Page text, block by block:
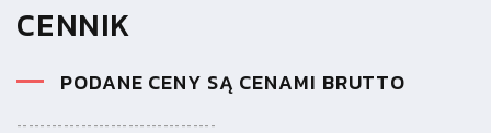
CENNIK
PODANE CENY SĄ CENAMI BRUTTO
----------------------------------